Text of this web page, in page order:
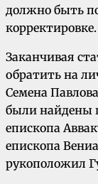
должно быть
корректировке.
Заканчивая
обратить на
Семена
были найдены
епископа
епископа
рукоположил